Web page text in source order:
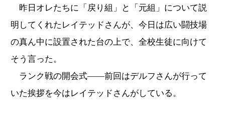
昨日オレたちに「戻り組」と「元組」について説
明してくれたレイテッドさんが、今日は広い闘技場
の真ん中に設置された台の上で、全校生徒に向けて
そう言った。
ランク戦の開会式――前回はデルフさんが行って
いた挨拶を今はレイテッドさんがしている。